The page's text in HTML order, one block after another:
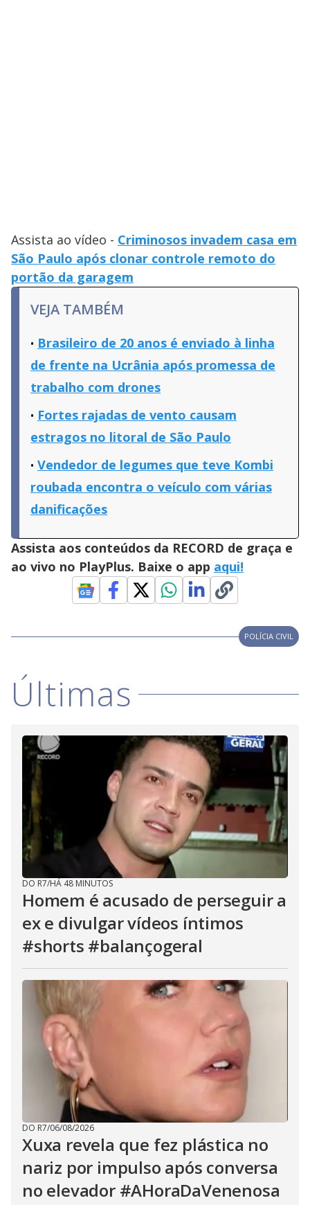
Assista ao vídeo - Criminosos invadem casa em
São Paulo após clonar controle remoto do
portão da garagem
VEJA TAMBÉM
Brasileiro de 20 anos é enviado à linha
de frente na Ucrânia após promessa de
trabalho com drones
Fortes rajadas de vento causam
estragos no litoral de São Paulo
Vendedor de legumes que teve Kombi
roubada encontra o veículo com várias
danificações
Assista aos conteúdos da RECORD de graça e
ao vivo no PlayPlus. Baixe o app aqui!
POLÍCIA CIVIL
Últimas
DO R7/HÁ 48 MINUTOS
Homem é acusado de perseguir a
ex e divulgar vídeos íntimos
#shorts #balançogeral
DO R7/06/08/2026
Xuxa revela que fez plástica no
nariz por impulso após conversa
no elevador #AHoraDaVenenosa